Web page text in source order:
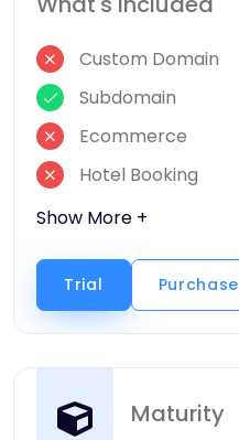
Custom Domain
Subdomain
Ecommerce
Hotel Booking
Show More +
Trial Purchase
Maturity